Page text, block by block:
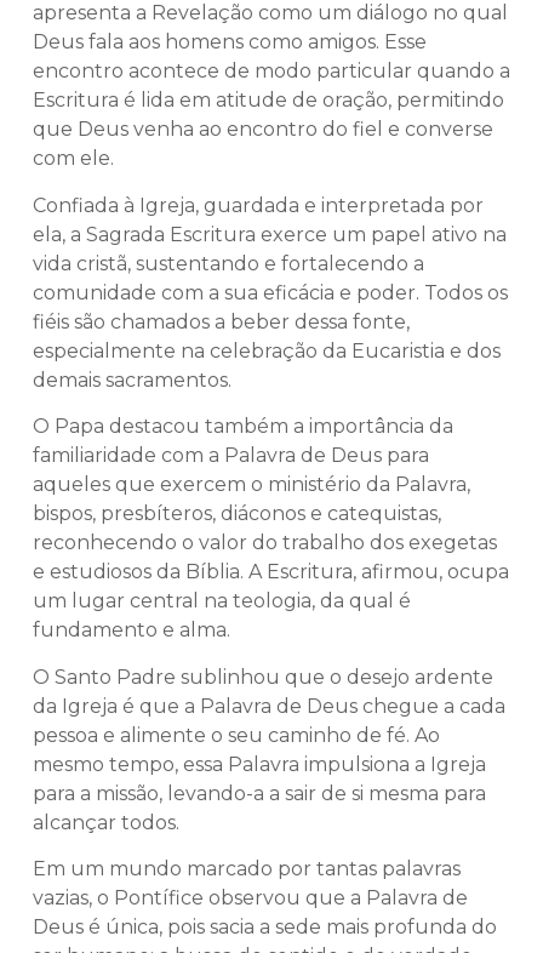
apresenta a Revelação como um diálogo no qual
Deus fala aos homens como amigos. Esse
encontro acontece de modo particular quando a
Escritura é lida em atitude de oração, permitindo
que Deus venha ao encontro do fiel e converse
com ele.
Confiada à Igreja, guardada e interpretada por
ela, a Sagrada Escritura exerce um papel ativo na
vida cristã, sustentando e fortalecendo a
comunidade com a sua eficácia e poder. Todos os
fiéis são chamados a beber dessa fonte,
especialmente na celebração da Eucaristia e dos
demais sacramentos.
O Papa destacou também a importância da
familiaridade com a Palavra de Deus para
aqueles que exercem o ministério da Palavra,
bispos, presbíteros, diáconos e catequistas,
reconhecendo o valor do trabalho dos exegetas
e estudiosos da Bíblia. A Escritura, afirmou, ocupa
um lugar central na teologia, da qual é
fundamento e alma.
O Santo Padre sublinhou que o desejo ardente
da Igreja é que a Palavra de Deus chegue a cada
pessoa e alimente o seu caminho de fé. Ao
mesmo tempo, essa Palavra impulsiona a Igreja
para a missão, levando-a a sair de si mesma para
alcançar todos.
Em um mundo marcado por tantas palavras
vazias, o Pontífice observou que a Palavra de
Deus é única, pois sacia a sede mais profunda do